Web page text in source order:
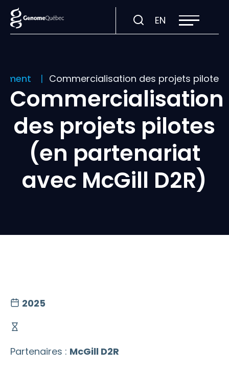
EN Visiter
la
:
English.
la
navigation
du
Commercialisation des projets pilotes
Commercialisation
des projets pilotes
(en partenariat
avec McGill D2R)
2025
Partenaires : McGill D2R